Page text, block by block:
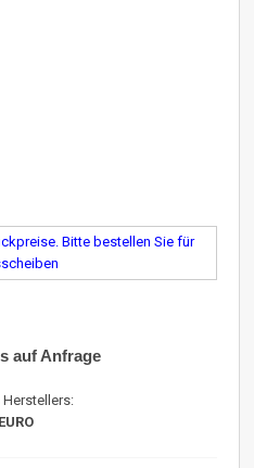
Bitte bestellen Sie für
auf Anfrage
Herstellers: